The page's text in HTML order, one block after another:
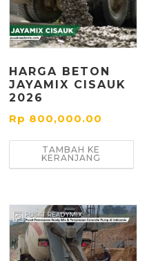
HARGA BETON
JAYAMIX CISAUK
2026
Rp 800,000.00
TAMBAH KE
KERANJANG